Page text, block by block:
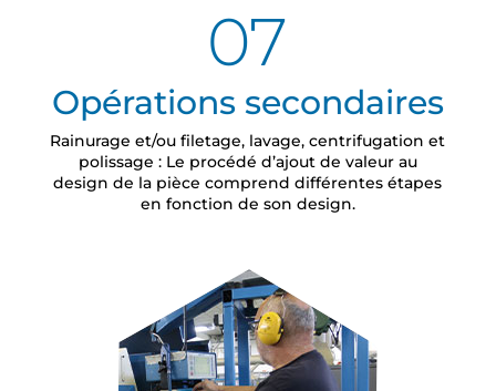
07
Opérations secondaires
Rainurage et/ou filetage, lavage, centrifugation et
polissage : Le procédé d’ajout de valeur au
design de la pièce comprend différentes étapes
en fonction de son design.